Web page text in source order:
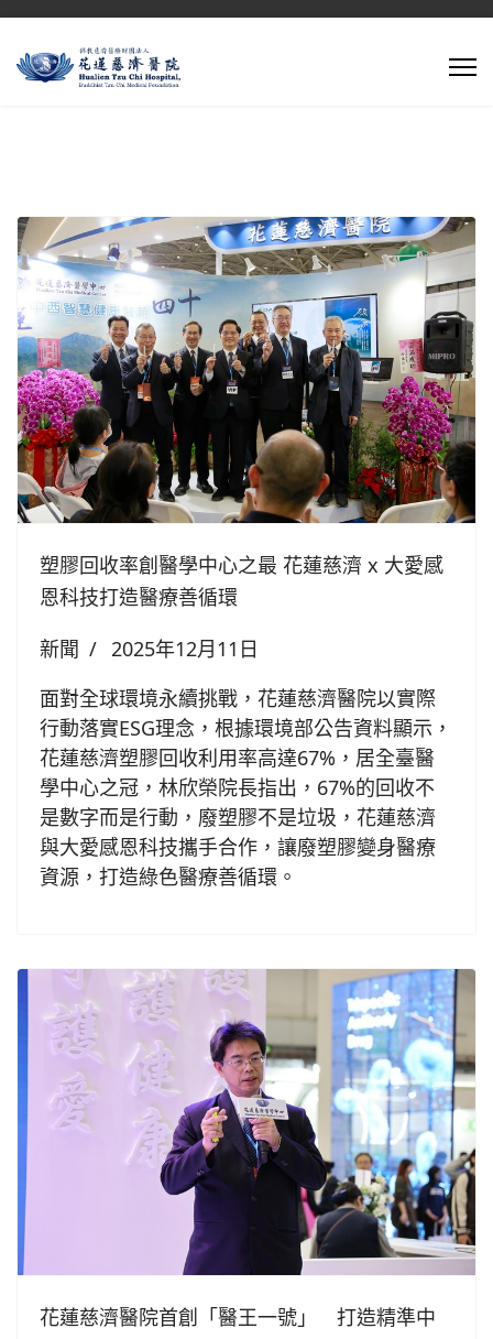
塑膠回收率創醫學中心之最 花蓮慈濟 x 大愛感
恩科技打造醫療善循環
新聞
2025年12月11日
面對全球環境永續挑戰，花蓮慈濟醫院以實際
行動落實ESG理念，根據環境部公告資料顯示，
花蓮慈濟塑膠回收利用率高達67%，居全臺醫
學中心之冠，林欣榮院長指出，67%的回收不
是數字而是行動，廢塑膠不是垃圾，花蓮慈濟
與大愛感恩科技攜手合作，讓廢塑膠變身醫療
資源，打造綠色醫療善循環。
花蓮慈濟醫院首創「醫王一號」 打造精準中